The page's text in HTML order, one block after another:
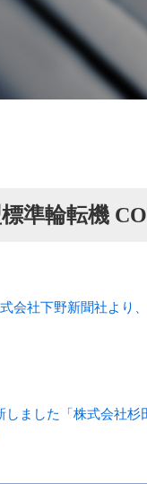
標準輪転機
会社下野新聞社より
しました「株式会社杉